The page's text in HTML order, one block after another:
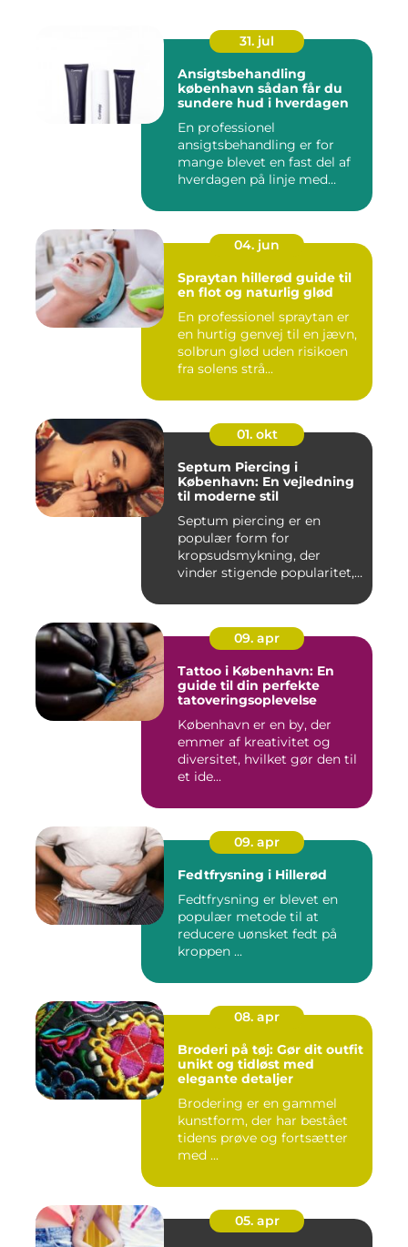
31. jul
Ansigtsbehandling
københavn sådan får du
sundere hud i hverdagen
En professionel
ansigtsbehandling er for
mange blevet en fast del af
hverdagen på linje med
04. jun
Spraytan hillerød guide til
en flot og naturlig glød
En professionel spraytan er
en hurtig genvej til en jævn,
solbrun glød uden risikoen
fra solens strå...
01. okt
Septum Piercing i
København: En vejledning
til moderne stil
Septum piercing er en
populær form for
kropsudsmykning, der
vinder stigende popularitet,
09. apr
Tattoo i København: En
guide til din perfekte
tatoveringsoplevelse
København er en by, der
emmer af kreativitet og
diversitet, hvilket gør den til
et ide...
09. apr
Fedtfrysning i Hillerød
Fedtfrysning er blevet en
populær metode til at
reducere uønsket fedt på
kroppen ...
08. apr
Broderi på tøj: Gør dit outfit
unikt og tidløst med
elegante detaljer
Brodering er en gammel
kunstform, der har bestået
tidens prøve og fortsætter
med ...
05. apr